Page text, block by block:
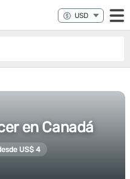
en Canadá
US$ 4